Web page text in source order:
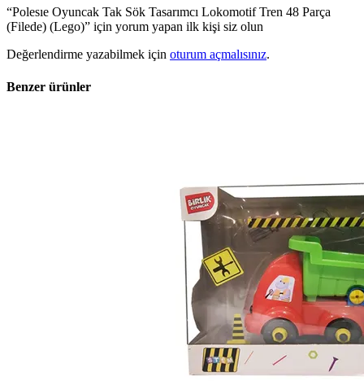
“Polesıe Oyuncak Tak Sök Tasarımcı Lokomotif Tren 48 Parça
(Filede) (Lego)” için yorum yapan ilk kişi siz olun
Değerlendirme yazabilmek için oturum açmalısınız.
Benzer ürünler